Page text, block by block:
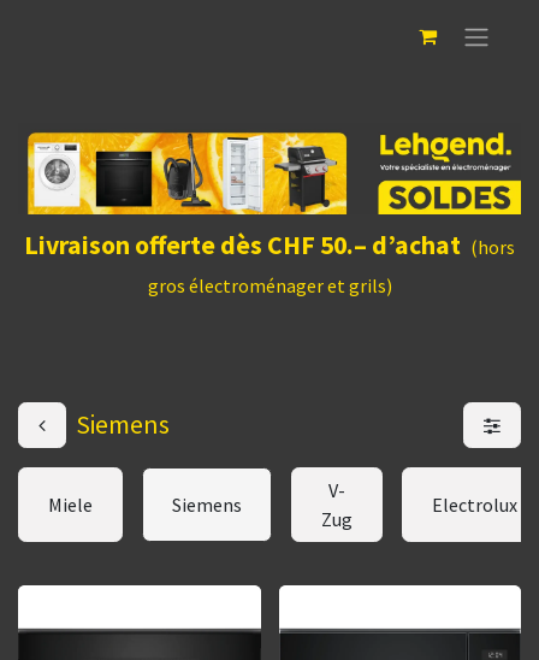
Livraison offerte dès CHF 50.– d’achat (hors
gros électroménager et grils)
Siemens
Miele Siemens
V-
Zug
Electrolux